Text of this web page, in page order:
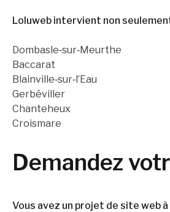
Loluweb intervient non
Dombasle‑sur‑Meurthe
Baccarat
Blainville‑sur‑l’Eau
Gerbéviller
Chanteheux
Croismare
Demandez
Vous avez un projet de site web